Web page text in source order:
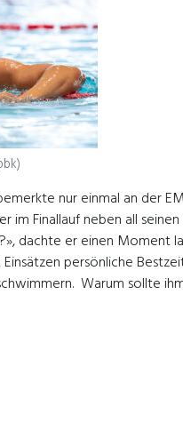
nur einmal an der
im Finallauf neben all
dachte er einen Moment
persönliche
Warum sollte